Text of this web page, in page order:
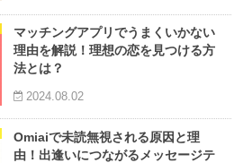
マッチングアプリでうまくいかない
理由を解説！理想の恋を見つける方
法とは？
2024.08.02
Omiaiで未読無視される原因と理
由！出逢いにつながるメッセージテ